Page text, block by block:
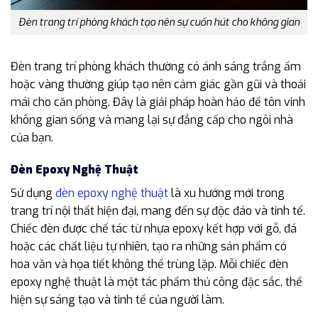
Đèn trang trí phòng khách tạo nên sự cuốn hút cho không gian
Đèn trang trí phòng khách thường có ánh sáng trắng ấm
hoặc vàng thường giúp tạo nên cảm giác gần gũi và thoải
mái cho căn phòng. Đây là giải pháp hoàn hảo để tôn vinh
không gian sống và mang lại sự đẳng cấp cho ngôi nhà
của bạn.
Đèn Epoxy Nghệ Thuật
Sử dụng đèn epoxy nghệ thuậtlà xu hướng mới trong
trang trí nội thất hiện đại, mang đến sự độc đáo và tinh tế.
Chiếc đèn được chế tác từ nhựa epoxy kết hợp với gỗ, đá
hoặc các chất liệu tự nhiên, tạo ra những sản phẩm có
hoa văn và họa tiết không thể trùng lặp. Mỗi chiếc đèn
epoxy nghệ thuật là một tác phẩm thủ công đặc sắc, thể
hiện sự sáng tạo và tinh tế của người làm.